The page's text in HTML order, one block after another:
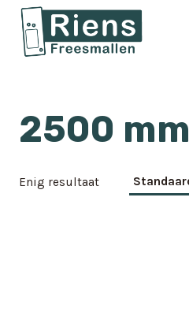
Doorgaan
naar
inhoud
2500 mm
Enig resultaat